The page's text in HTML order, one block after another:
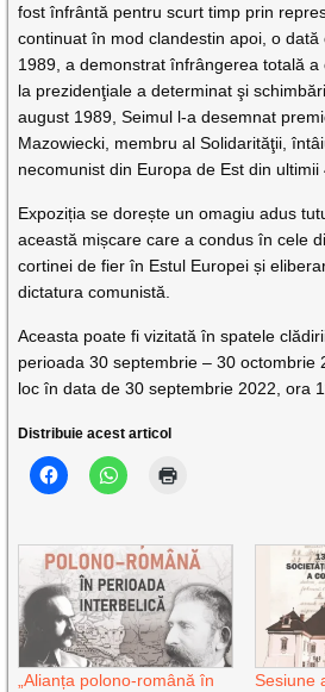
fost înfrântă pentru scurt timp prin
continuat în mod clandestin apoi, o
1989, a demonstrat înfrângerea totală a
la prezidenţiale a determinat şi
august 1989, Seimul l-a desemnat
Mazowiecki, membru al Solidarităţii,
necomunist din Europa de Est din ultimii
Expoziția se dorește un omagiu adus
această mișcare care a condus în cele
cortinei de fier în Estul Europei și
dictatura comunistă.
Aceasta poate fi vizitată în spatele
perioada 30 septembrie – 30 octombrie
loc în data de 30 septembrie 2022, ora
Distribuie acest articol
„Alianța polono-română în
Sesiune